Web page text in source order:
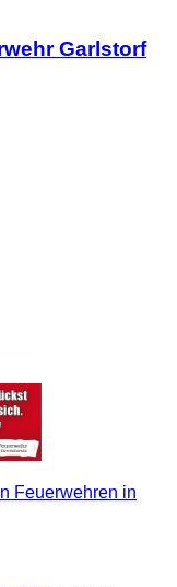
Garlstorf
Feuerwehren in